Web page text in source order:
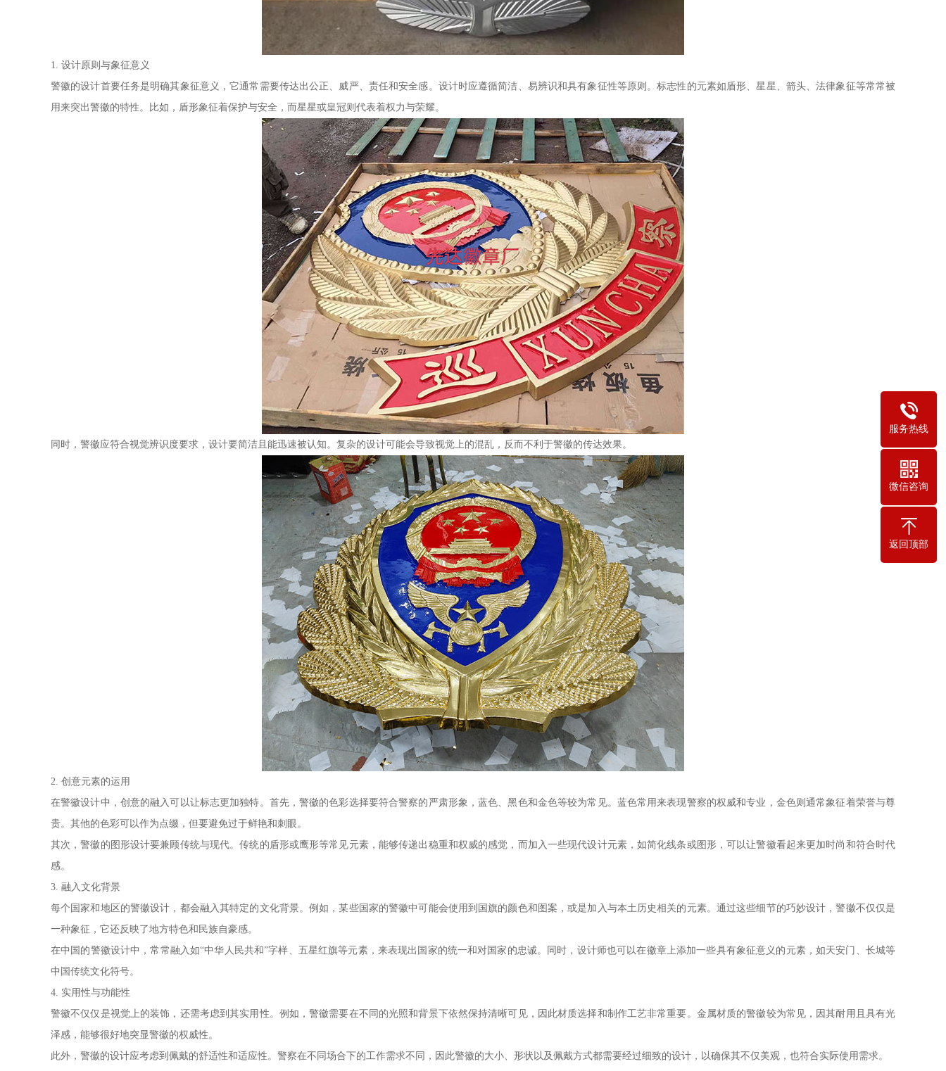
1. 设计原则与象征意义
警徽的设计首要任务是明确其象征意义，它通常需要传达出公正、威严、责任和安全感。设计时应遵循简洁、易辨识和具有象征性等原则。标志性的元素如盾形、星星、箭头、法律象征等常常被
用来突出警徽的特性。比如，盾形象征着保护与安全，而星星或皇冠则代表着权力与荣耀。
同时，警徽应符合视觉辨识度要求，设计要简洁且能迅速被认知。复杂的设计可能会导致视觉上的混乱，反而不利于警徽的传达效果。
2. 创意元素的运用
在警徽设计中，创意的融入可以让标志更加独特。首先，警徽的色彩选择要符合警察的严肃形象，蓝色、黑色和金色等较为常见。蓝色常用来表现警察的权威和专业，金色则通常象征着荣誉与尊
贵。其他的色彩可以作为点缀，但要避免过于鲜艳和刺眼。
其次，警徽的图形设计要兼顾传统与现代。传统的盾形或鹰形等常见元素，能够传递出稳重和权威的感觉，而加入一些现代设计元素，如简化线条或图形，可以让警徽看起来更加时尚和符合时代
感。
3. 融入文化背景
每个国家和地区的警徽设计，都会融入其特定的文化背景。例如，某些国家的警徽中可能会使用到国旗的颜色和图案，或是加入与本土历史相关的元素。通过这些细节的巧妙设计，警徽不仅仅是
一种象征，它还反映了地方特色和民族自豪感。
在中国的警徽设计中，常常融入如“中华人民共和”字样、五星红旗等元素，来表现出国家的统一和对国家的忠诚。同时，设计师也可以在徽章上添加一些具有象征意义的元素，如天安门、长城等
中国传统文化符号。
4. 实用性与功能性
警徽不仅仅是视觉上的装饰，还需考虑到其实用性。例如，警徽需要在不同的光照和背景下依然保持清晰可见，因此材质选择和制作工艺非常重要。金属材质的警徽较为常见，因其耐用且具有光
泽感，能够很好地突显警徽的权威性。
此外，警徽的设计应考虑到佩戴的舒适性和适应性。警察在不同场合下的工作需求不同，因此警徽的大小、形状以及佩戴方式都需要经过细致的设计，以确保其不仅美观，也符合实际使用需求。
服务热线
微信咨询
返回顶部